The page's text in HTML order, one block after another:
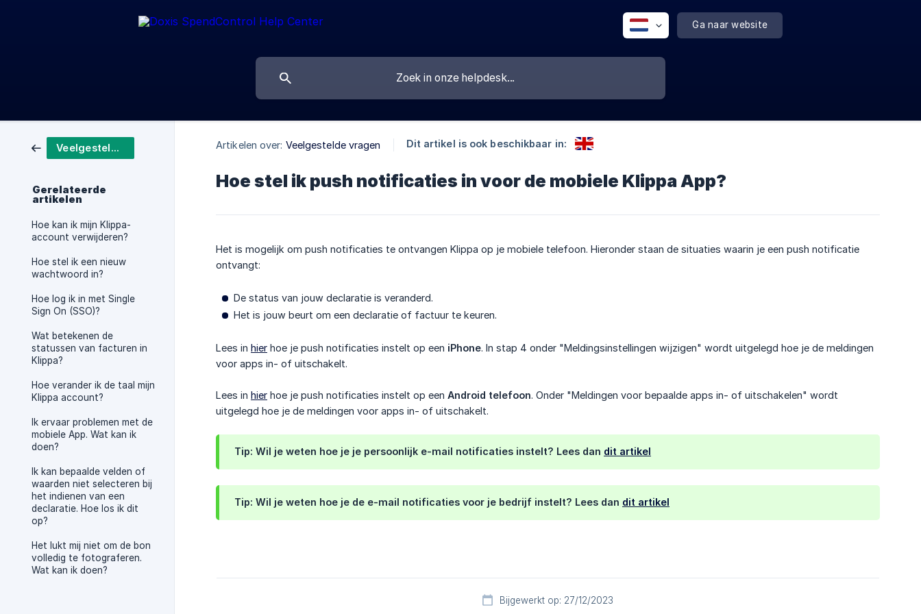
Ga naar website
Veelgestelde vragen
Gerelateerde
artikelen
Hoe kan ik mijn Klippa-
account verwijderen?
Hoe stel ik een nieuw
wachtwoord in?
Hoe log ik in met Single
Sign On (SSO)?
Wat betekenen de
statussen van facturen in
Klippa?
Hoe verander ik de taal mijn
Klippa account?
Ik ervaar problemen met de
mobiele App. Wat kan ik
doen?
Ik kan bepaalde velden of
waarden niet selecteren bij
het indienen van een
declaratie. Hoe los ik dit
op?
Het lukt mij niet om de bon
volledig te fotograferen.
Wat kan ik doen?
Artikelen over: Veelgestelde vragen Dit artikel is ook beschikbaar in:
Hoe stel ik push notificaties in voor de mobiele Klippa App?
Het is mogelijk om push notificaties te ontvangen Klippa op je mobiele telefoon. Hieronder staan de situaties waarin je een push notificatie
ontvangt:
De status van jouw declaratie is veranderd.
Het is jouw beurt om een declaratie of factuur te keuren.
Lees in hier hoe je push notificaties instelt op een iPhone. In stap 4 onder "Meldingsinstellingen wijzigen" wordt uitgelegd hoe je de meldingen
voor apps in- of uitschakelt.
Lees in hier hoe je push notificaties instelt op een Android telefoon. Onder "Meldingen voor bepaalde apps in- of uitschakelen" wordt
uitgelegd hoe je de meldingen voor apps in- of uitschakelt.
Tip: Wil je weten hoe je je persoonlijk e-mail notificaties instelt? Lees dan dit artikel
Tip: Wil je weten hoe je de e-mail notificaties voor je bedrijf instelt? Lees dan dit artikel
Bijgewerkt op: 27/12/2023